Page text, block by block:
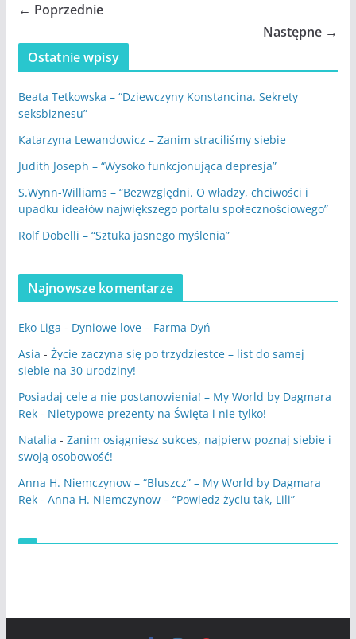
← Poprzednie
Następne →
Ostatnie wpisy
Beata Tetkowska – “Dziewczyny Konstancina. Sekrety
seksbiznesu”
Katarzyna Lewandowicz – Zanim straciliśmy siebie
Judith Joseph – “Wysoko funkcjonująca depresja”
S.Wynn-Williams – “Bezwzględni. O władzy, chciwości i
upadku ideałów największego portalu społecznościowego”
Rolf Dobelli – “Sztuka jasnego myślenia”
Najnowsze komentarze
Eko Liga - Dyniowe love – Farma Dyń
Asia - Życie zaczyna się po trzydziestce – list do samej
siebie na 30 urodziny!
Posiadaj cele a nie postanowienia! – My World by Dagmara
Rek- Nietypowe prezenty na Święta i nie tylko!
Natalia - Zanim osiągniesz sukces, najpierw poznaj siebie i
swoją osobowość!
Anna H. Niemczynow – “Bluszcz” – My World by Dagmara
Rek- Anna H. Niemczynow – “Powiedz życiu tak, Lili”